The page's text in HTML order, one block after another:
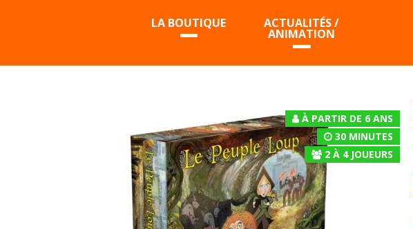
LA BOUTIQUE ACTUALITÉS /
ANIMATION
À PARTIR DE 6 ANS
30 MINUTES
2À 4JOUEURS